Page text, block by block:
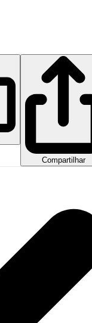
Compartilhar